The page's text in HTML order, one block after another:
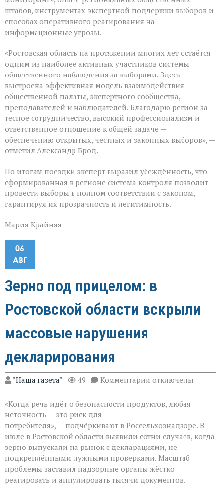
штабов, инструментах экспертной поддержки выборов и
способах оперативного реагирования на
информационные угрозы.
«Ростовская область на протяжении многих лет остаётся
одним из наиболее активных участников системы
общественного наблюдения за выборами. Здесь
выстроена эффективная модель взаимодействия
общественной палаты, экспертного сообщества,
преподавателей и наблюдателей. Благодарю регион за
тесное сотрудничество, высокий профессионализм и
ответственное отношение к общей задаче —
обеспечению открытых, честных и законных выборов», —
отметил Александр Брод.
По итогам поездки эксперт выразил убеждённость, что
сформированная в регионе система контроля позволит
провести выборы в полном соответствии с законом,
гарантируя их прозрачность и легитимность.
Мария Крайняя
06
АВГ
Зерно под прицелом: в
Ростовской области вскрыли
массовые нарушения
декларирования
"Наша газета" 49 Комментарии к
записи
под
Ростовской
области
вскрыли
массовые
нарушения
декларирования
отключены
«Когда речь идёт о безопасности продуктов, любая
неточность — это риск для
потребителя», — подчёркивают в Россельхознадзоре. В
июле в Ростовской области выявили сотни случаев, когда
зерно выпускали на рынок с декларациями, не
подкреплёнными нужными проверками. Масштаб
проблемы заставил надзорные органы жёстко
реагировать и аннулировать тысячи документов.